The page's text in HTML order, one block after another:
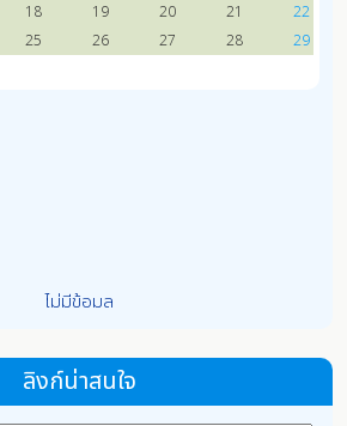
18 19 20 21
22
25 26 27 28
29
ลิงก์น่าสนใจ